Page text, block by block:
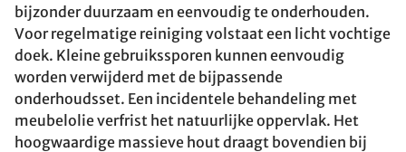
bijzonder duurzaam en eenvoudig te onderhouden.
Voor regelmatige reiniging volstaat een licht vochtige
doek. Kleine gebruikssporen kunnen eenvoudig
worden verwijderd met de bijpassende
onderhoudsset. Een incidentele behandeling met
meubelolie verfrist het natuurlijke oppervlak. Het
hoogwaardige massieve hout draagt bovendien bij